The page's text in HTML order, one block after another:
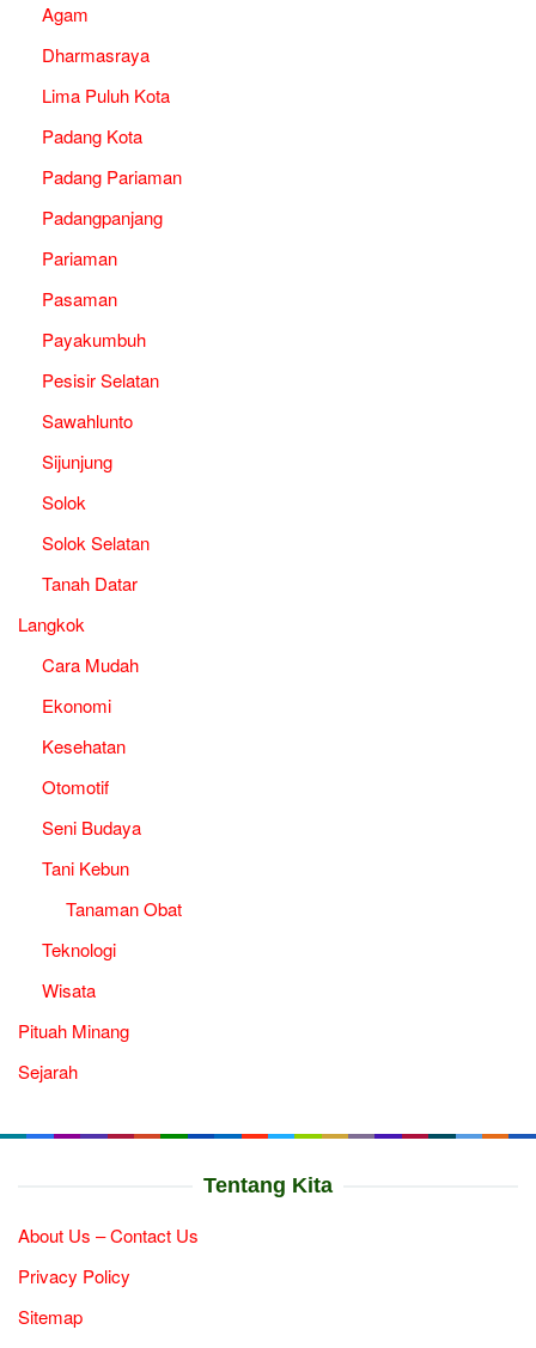
Agam
Dharmasraya
Lima Puluh Kota
Padang Kota
Padang Pariaman
Padangpanjang
Pariaman
Pasaman
Payakumbuh
Pesisir Selatan
Sawahlunto
Sijunjung
Solok
Solok Selatan
Tanah Datar
Langkok
Cara Mudah
Ekonomi
Kesehatan
Otomotif
Seni Budaya
Tani Kebun
Tanaman Obat
Teknologi
Wisata
Pituah Minang
Sejarah
Tentang Kita
About Us – Contact Us
Privacy Policy
Sitemap